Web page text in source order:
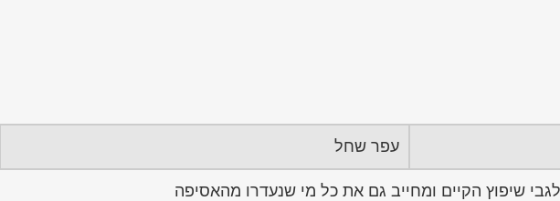
עפר שחל
שיפוץ הקיים ומחייב גם את כל מי שנעדרו מהאסיפה